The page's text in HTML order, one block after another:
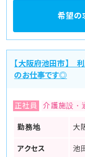
希望の
【大阪府池田市】
のお仕事です◎
正社員 介護施設・
勤務地 大
アクセス 池